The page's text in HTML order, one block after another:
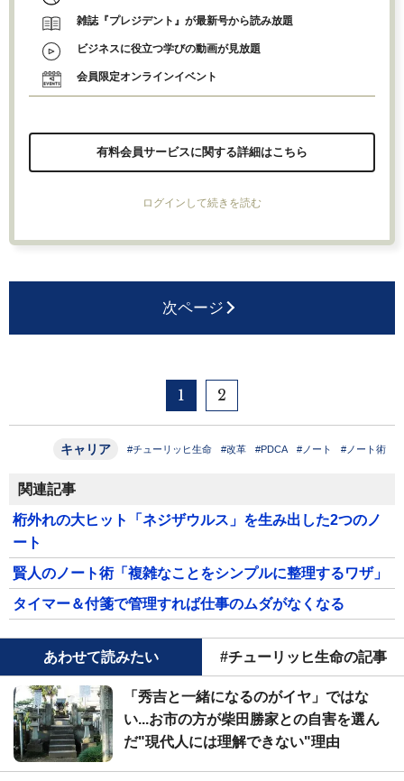
雑誌『プレジデント』が最新号から読み放題
ビジネスに役立つ学びの動画が見放題
会員限定オンラインイベント
有料会員サービスに関する詳細はこちら
ログインして続きを読む
次ページ
1 2
キャリア #チューリッヒ生命 #改革 #PDCA #ノート #ノート術
関連記事
桁外れの大ヒット「ネジザウルス」を生み出した2つのノ
ート
賢人のノート術「複雑なことをシンプルに整理するワザ」
タイマー＆付箋で管理すれば仕事のムダがなくなる
あわせて読みたい #チューリッヒ生命の記事
「秀吉と一緒になるのがイヤ」ではな
い...お市の方が柴田勝家との自害を選ん
だ"現代人には理解できない"理由